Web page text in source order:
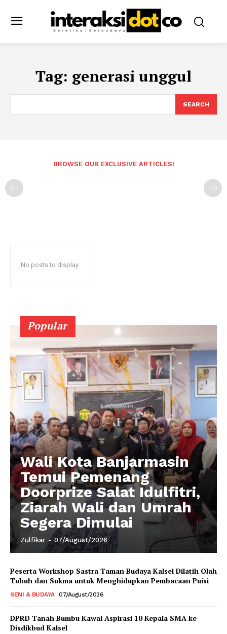
Tag: generasi unggul
SEARCH
BROWSE OUR EXCLUSIVE ARTICLES!
No posts to display
Popular
Wali Kota Banjarmasin
Temui Pemenang
Doorprize Salat Idulfitri,
Ziarah Wali dan Umrah
Segera Dimulai
Zulfikar - 07/August/2026
Peserta Workshop Sastra Taman Budaya Kalsel Dilatih Olah
Tubuh dan Sukma untuk Menghidupkan Pembacaan Puisi
SENI & BUDAYA 07/August/2026
DPRD Tanah Bumbu Kawal Aspirasi 10 Kepala SMA ke
Disdikbud Kalsel